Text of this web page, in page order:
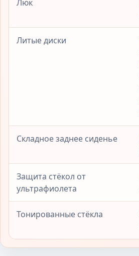
Люк
Литые диски
Складное заднее сиденье
Защита стёкол от
ультрафиолета
Тонированные стёкла